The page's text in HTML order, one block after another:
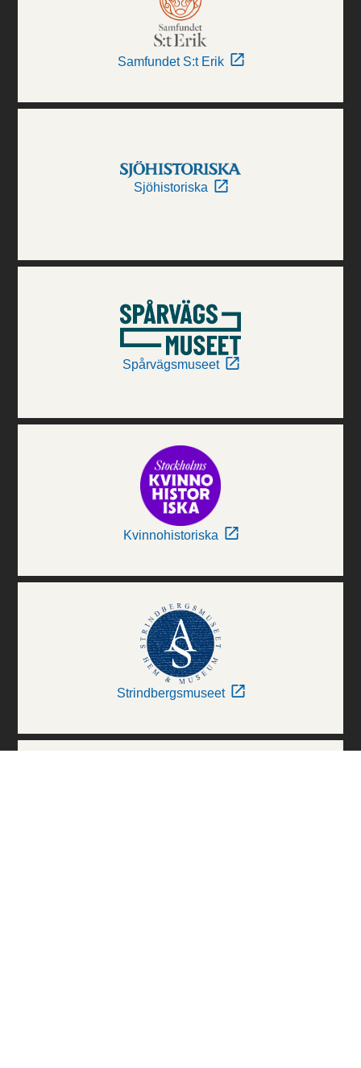
Samfundet S:t Erik
Sjöhistoriska
Spårvägsmuseet
Kvinnohistoriska
Strindbergsmuseet